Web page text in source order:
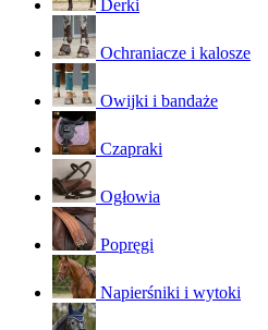
Derki
Ochraniacze i kalosze
Owijki i bandaże
Czapraki
Ogłowia
Popręgi
Napierśniki i wytoki